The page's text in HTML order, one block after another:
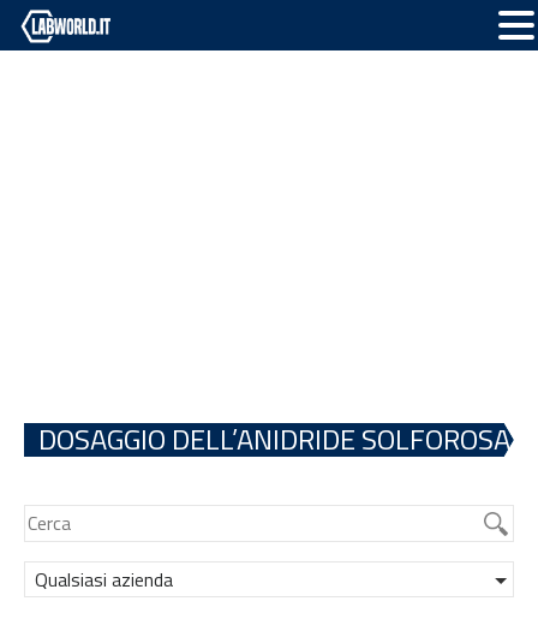
DOSAGGIO DELL’ANIDRIDE SOLFOROSA
Qualsiasi azienda